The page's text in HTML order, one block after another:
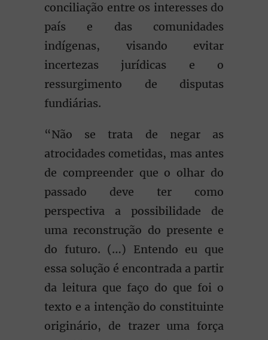
conciliação entre os interesses do
país e das comunidades
indígenas, visando evitar
incertezas jurídicas e o
ressurgimento de disputas
fundiárias.
“Não se trata de negar as
atrocidades cometidas, mas antes
de compreender que o olhar do
passado deve ter como
perspectiva a possibilidade de
uma reconstrução do presente e
do futuro. (…) Entendo eu que
essa solução é encontrada a partir
da leitura que faço do que foi o
texto e a intenção do constituinte
originário, de trazer uma força